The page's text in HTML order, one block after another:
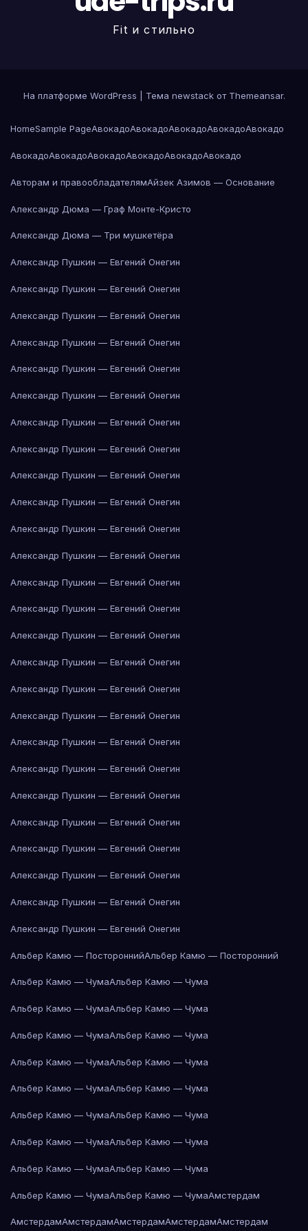
Fit и стильно
На платформе WordPress Тема newstack от Themeansar.
HomeSample PageАвокадоАвокадоАвокадоАвокадоАвокадо
АвокадоАвокадоАвокадоАвокадоАвокадоАвокадо
Авторам и правообладателямАйзек Азимов — Основание
Александр Дюма — Граф Монте-Кристо
Александр Дюма — Три мушкетёра
Александр Пушкин — Евгений Онегин
Александр Пушкин — Евгений Онегин
Александр Пушкин — Евгений Онегин
Александр Пушкин — Евгений Онегин
Александр Пушкин — Евгений Онегин
Александр Пушкин — Евгений Онегин
Александр Пушкин — Евгений Онегин
Александр Пушкин — Евгений Онегин
Александр Пушкин — Евгений Онегин
Александр Пушкин — Евгений Онегин
Александр Пушкин — Евгений Онегин
Александр Пушкин — Евгений Онегин
Александр Пушкин — Евгений Онегин
Александр Пушкин — Евгений Онегин
Александр Пушкин — Евгений Онегин
Александр Пушкин — Евгений Онегин
Александр Пушкин — Евгений Онегин
Александр Пушкин — Евгений Онегин
Александр Пушкин — Евгений Онегин
Александр Пушкин — Евгений Онегин
Александр Пушкин — Евгений Онегин
Александр Пушкин — Евгений Онегин
Александр Пушкин — Евгений Онегин
Александр Пушкин — Евгений Онегин
Александр Пушкин — Евгений Онегин
Александр Пушкин — Евгений Онегин
Альбер Камю — ПостороннийАльбер Камю — Посторонний
Альбер Камю — ЧумаАльбер Камю — Чума
Альбер Камю — ЧумаАльбер Камю — Чума
Альбер Камю — ЧумаАльбер Камю — Чума
Альбер Камю — ЧумаАльбер Камю — Чума
Альбер Камю — ЧумаАльбер Камю — Чума
Альбер Камю — ЧумаАльбер Камю — Чума
Альбер Камю — ЧумаАльбер Камю — Чума
Альбер Камю — ЧумаАльбер Камю — Чума
Альбер Камю — ЧумаАльбер Камю — ЧумаАмстердам
АмстердамАмстердамАмстердамАмстердамАмстердам